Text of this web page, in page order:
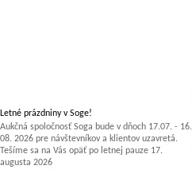
Letné prázdniny v Soge!
Aukčná spoločnosť Soga bude v dňoch 17.07. - 16.
08. 2026 pre návštevníkov a klientov uzavretá.
Tešíme sa na Vás opäť po letnej pauze 17.
augusta 2026